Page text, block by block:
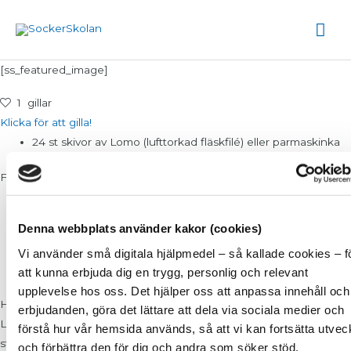
Denna webbplats använder kakor (cookies)
Vi använder små digitala hjälpmedel – så kallade cookies –
att kunna erbjuda dig en trygg, personlig och relevant
upplevelse hos oss. Det hjälper oss att anpassa innehåll och
erbjudanden, göra det lättare att dela via sociala medier och
förstå hur vår hemsida används, så att vi kan fortsätta
och förbättra den för dig och andra som söker stöd.
[ss_featured_image]
1
gillar
Klicka för att gilla!
24 st skivor av Lomo (lufttorkad fläskfilé) eller parmaskinka
Fyllning:
0,5 dl marinerade hackade kronärtskockshjärtan
1 msk finhackad basilika
100 g philadelfiaost
Hacka pistagenötterna och blanda med resten av ingredienserna
Lägg en klick fyllning på varje skinkskiva och rulla ihop till små
strutar.